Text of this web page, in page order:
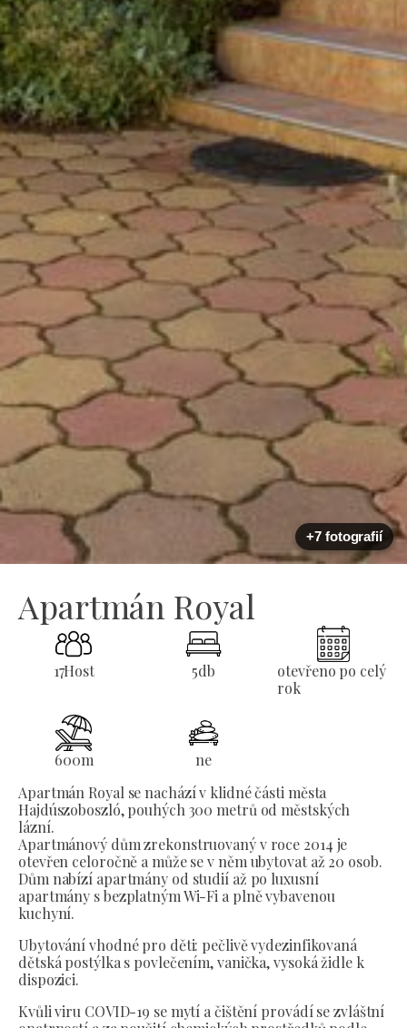
+7 fotografií
Apartmán Royal
17Host 5db
otevřeno po celý
rok
600m
ne
Apartmán Royal se nachází v klidné části města
Hajdúszoboszló, pouhých 300 metrů od městských
lázní.
Apartmánový dům zrekonstruovaný v roce 2014 je
otevřen celoročně a může se v něm ubytovat až 20 osob.
Dům nabízí apartmány od studií až po luxusní
apartmány s bezplatným Wi-Fi a plně vybavenou
kuchyní.
Ubytování vhodné pro děti: pečlivě vydezinfikovaná
dětská postýlka s povlečením, vanička, vysoká židle k
dispozici.
Kvůli viru COVID-19 se mytí a čištění provádí se zvláštní